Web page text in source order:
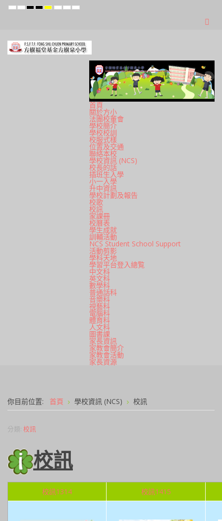
Default
NightHighHighHighSetSetSet
首頁
關於方小
法團校董會
學校簡介
學校校訓
校服式樣
位置及交通
聯絡本校
學校資訊 (NCS)
校長的話
插班生入學
小一入學
升中資訊
學校計劃及報告
校歌
校訊
家課冊
校曆表
學生成就
訓輔活動
NCS Student School Support
活動剪影
學科天地
學習平台登入總覧
中文科
英文科
數學科
普通話科
音樂科
視藝科
電腦科
體育科
人文科
圖書課
家長資訊
家教會簡介
家教會活動
家長資源
你目前位置: 首頁 學校資訊 (NCS) 校訊
分類: 校訊
校訊
校訊1314 校訊1415